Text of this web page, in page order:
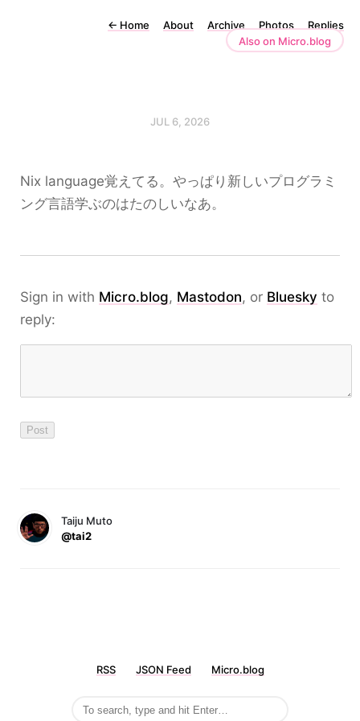
← Home About Archive Photos
Replies
Also on Micro.blog
JUL 6, 2026
Nix language覚えてる。やっぱり新しいプログラミ
ング言語学ぶのはたのしいなあ。
Sign in with Micro.blog, Mastodon, or Bluesky to
reply:
Taiju Muto
@tai2
RSS JSON Feed Micro.blog